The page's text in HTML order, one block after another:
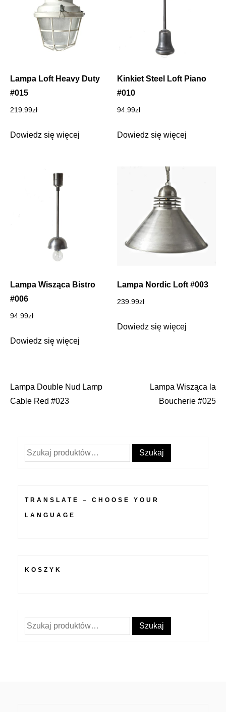
Lampa Loft Heavy Duty
#015
219.99zł
Dowiedz się więcej
Kinkiet Steel Loft Piano
#010
94.99zł
Dowiedz się więcej
Lampa Wisząca Bistro
#006
94.99zł
Dowiedz się więcej
Lampa Nordic Loft #003
239.99zł
Dowiedz się więcej
Nawigacja
Lampa Double Nud Lamp
Cable Red #023
Lampa Wisząca la
Boucherie #025
Szukaj: Szukaj
TRANSLATE – CHOOSE YOUR
LANGUAGE
KOSZYK
Szukaj: Szukaj